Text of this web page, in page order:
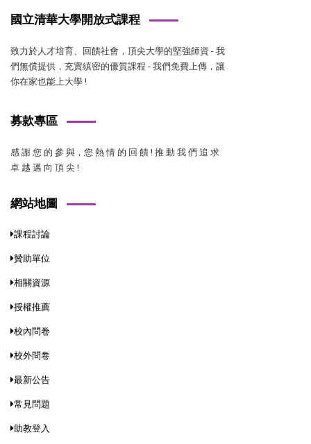
國立清華大學開放式課程
致力於人才培育、回饋社會，頂尖大學的堅強師資 - 我
們無償提供，充實縝密的優質課程 - 我們免費上傳，讓
你在家也能上大學 !
募款專區
感 謝 您 的 參 與，您 熱 情 的 回 饋 ! 推 動 我 們 追 求
卓 越 邁 向 頂 尖 !
網站地圖
課程討論
贊助單位
相關資源
授權推薦
校內問卷
校外問卷
最新公告
常見問題
助教登入